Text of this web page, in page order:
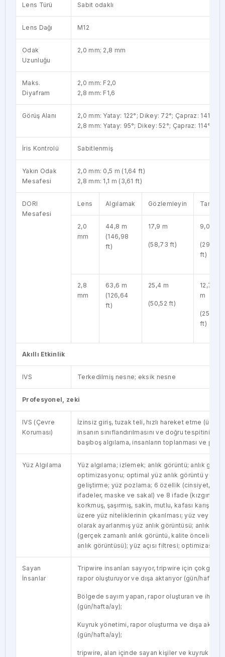
Lens Türü Sabit odaklı
Lens Dağı M12
Odak
Uzunluğu
2,0 mm; 2,8 mm
Maks.
Diyafram
2,0 mm: F2,0
2,8 mm: F1,6
Görüş Alanı
2,0 mm: Yatay: 122°; Dikey: 72°; Çapraz: 141°
2,8 mm: Yatay: 95°; Dikey: 52°; Çapraz: 114°
İris Kontrolü Sabitlenmiş
Yakın Odak
Mesafesi
2,0 mm: 0,5 m (1,64 ft)
2,8 mm: 1,1 m (3,61 ft)
DORI
Mesafesi
Lens Algılamak Gözlemleyin Tanı
2,0
mm
44,8 m
(146,98
ft)
17,9 m
(58,73 ft)
9,0 m
(29,52
ft)
2,8
mm
63,6 m
(126,64
ft)
25,4 m
(50,52 ft)
12,7
m
(25,26
ft)
Akıllı Etkinlik
IVS Terkedilmiş nesne; eksik nesne
Profesyonel, zeki
IVS (Çevre
Koruması)
İzinsiz giriş, tuzak teli, hızlı hareket etme (üç
insanın sınıflandırılmasını ve doğru tespitini
başıboş algılama, insanların toplanması ve park
Yüz Algılama
Yüz algılama; izlemek; anlık görüntü; anlık
optimizasyonu; optimal yüz anlık görüntü
geliştirme; yüz pozlama; 6 özellik (cinsiyet,
ifadeler, maske ve sakal) ve 8 ifade (kızgın,
korkmuş, şaşırmış, sakin, mutlu, kafası
üzere yüz niteliklerinin çıkarılması; yüz veya
olarak ayarlanmış yüz anlık görüntüsü; anlık
(gerçek zamanlı anlık görüntü, kalite önceliği
anlık görüntüsü); yüz açısı filtresi; optimizasyon
Sayan
İnsanlar
Tripwire insanları sayıyor, tripwire için çokgen
rapor oluşturuyor ve dışa aktarıyor (gün/hafta/
Bölgede sayım yapan, rapor oluşturan ve ihraç
(gün/hafta/ay);
Kuyruk yönetimi, rapor oluşturma ve dışa
(gün/hafta/ay);
tripwire, alan içinde sayan kişiler ve kuyruk